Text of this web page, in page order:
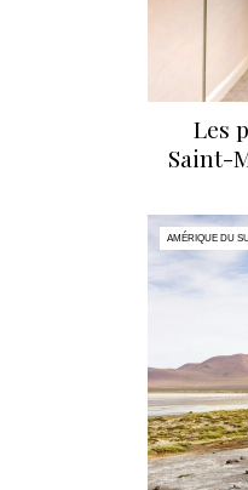
Les
Saint-
AMÉRIQUE DU